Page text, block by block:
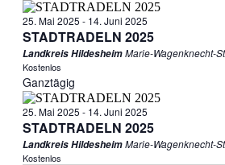
25. Mai 2025 - 14. Juni 2025
STADTRADELN 2025
Landkreis HildesheimMarie-Wagenknecht-
Kostenlos
Ganztägig
25. Mai 2025 - 14. Juni 2025
STADTRADELN 2025
Landkreis HildesheimMarie-Wagenknecht-
Kostenlos